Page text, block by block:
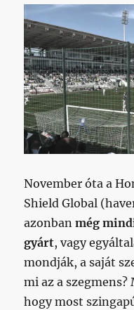
November óta a
Shield Global
azonbanmég
gyárt, vagy
mondják, a saját
mi az a
hogy most